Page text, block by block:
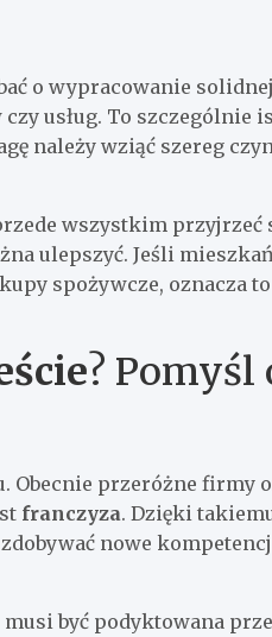
o wypracowanie
usług. To szczególnie
należy wziąć szereg
wszystkim przyjrzeć
ulepszyć. Jeśli
spożywcze, oznacza to
? Pomyśl
Obecnie przeróżne firmy
franczyza. Dzięki
nowe
musi być podyktowana